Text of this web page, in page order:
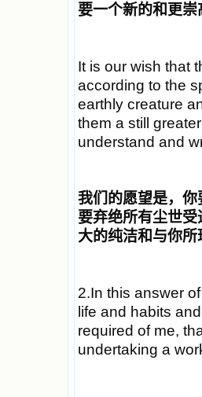
要一个新的和更崇
It is our wish that
according to the
earthly creature
them a still
understand and
我们的愿望是，
要弃绝所有尘世
大的纯洁和与你
2.In this answer
life and habits
required of me,
undertaking a